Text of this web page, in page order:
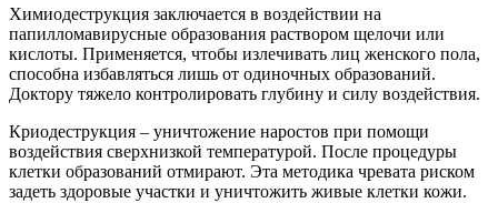
Химиодеструкция заключается в воздействии на
папилломавирусные образования раствором щелочи или
кислоты. Применяется, чтобы излечивать лиц женского пола,
способна избавляться лишь от одиночных образований.
Доктору тяжело контролировать глубину и силу воздействия.
Криодеструкция – уничтожение наростов при помощи
воздействия сверхнизкой температурой. После процедуры
клетки образований отмирают. Эта методика чревата риском
задеть здоровые участки и уничтожить живые клетки кожи.